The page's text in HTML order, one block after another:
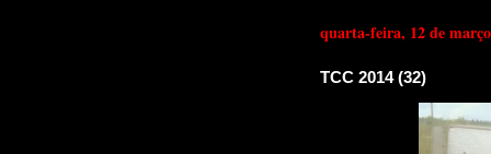
quarta-feira, 12 de
TCC 2014 (32)